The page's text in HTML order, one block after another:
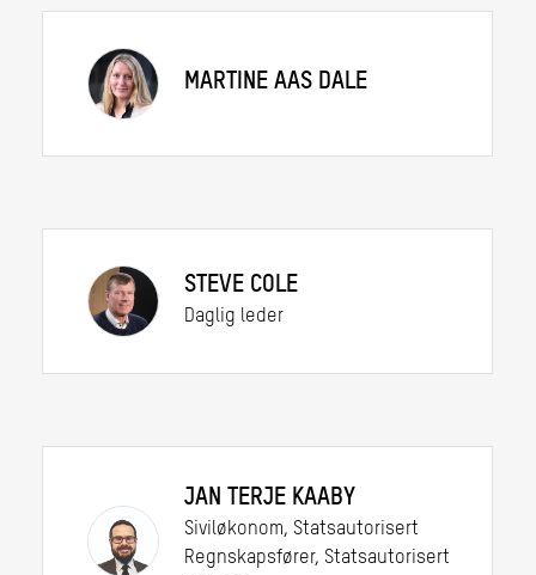
MARTINE AAS DALE
STEVE COLE
Daglig leder
JAN TERJE KAABY
Siviløkonom, Statsautorisert
Regnskapsfører, Statsautorisert